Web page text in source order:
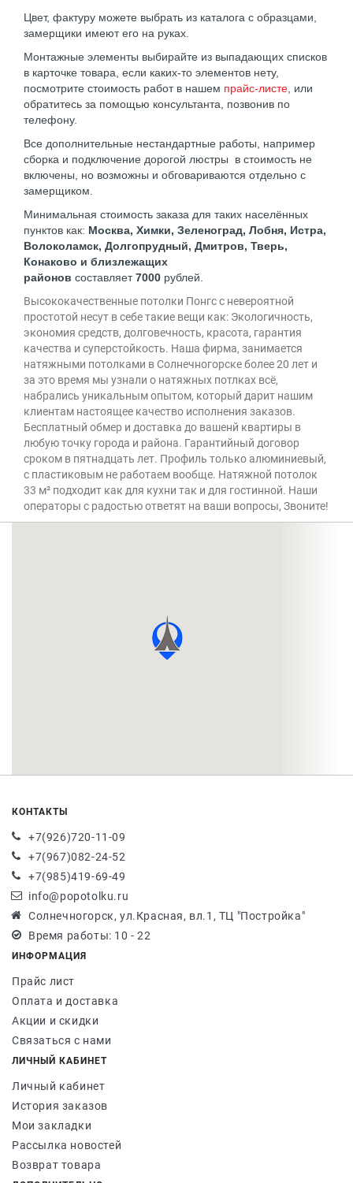
Цвет, фактуру можете выбрать из каталога с образцами,
замерщики имеют его на руках.
Монтажные элементы выбирайте из выпадающих списков
в карточке товара, если каких-то элементов нету,
посмотрите стоимость работ в нашем прайс-листе, или
обратитесь за помощью консультанта, позвонив по
телефону.
Все дополнительные нестандартные работы, например
сборка и подключение дорогой люстры в стоимость не
включены, но возможны и обговариваются отдельно с
замерщиком.
Минимальная стоимость заказа для таких населённых
пунктов как: Москва, Химки, Зеленоград, Лобня, Истра,
Волоколамск, Долгопрудный, Дмитров, Тверь,
Конаково и близлежащих
районов составляет7000 рублей.
Высококачественные потолки Понгс с невероятной
простотой несут в себе такие вещи как: Экологичность,
экономия средств, долговечность, красота, гарантия
качества и суперстойкость. Наша фирма, занимается
натяжными потолками в Солнечногорске более 20 лет и
за это время мы узнали о натяжных потлках всё,
набрались уникальным опытом, который дарит нашим
клиентам настоящее качество исполнения заказов.
Бесплатный обмер и доставка до вашенй квартиры в
любую точку города и района. Гарантийный договор
сроком в пятнадцать лет. Профиль только алюминиевый,
с пластиковым не работаем вообще. Натяжной потолок
33 м² подходит как для кухни так и для гостинной. Наши
операторы с радостью ответят на ваши вопросы, Звоните!
КОНТАКТЫ
+7(926)720-11-09
+7(967)082-24-52
+7(985)419-69-49
info@popotolku.ru
Солнечногорск, ул.Красная, вл.1, ТЦ "Постройка"
Время работы: 10 - 22
ИНФОРМАЦИЯ
Прайс лист
Оплата и доставка
Акции и скидки
Связаться с нами
ЛИЧНЫЙ КАБИНЕТ
Личный кабинет
История заказов
Мои закладки
Рассылка новостей
Возврат товара